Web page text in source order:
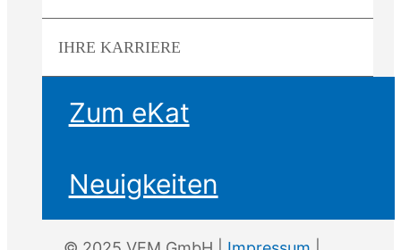
IHRE KARRIERE
Zum eKat
Neuigkeiten